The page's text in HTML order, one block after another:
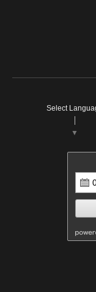
Select
▼